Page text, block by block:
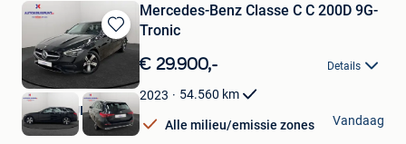
Bewaren
in
Mijn
Favorieten
Mercedes-Benz Classe C C 200D 9G-
Tronic
€ 29.900,- Details
2023 54.560 km
Alle milieu/emissie zones
AUTOKRUISPUNT
Tielt
Vandaag